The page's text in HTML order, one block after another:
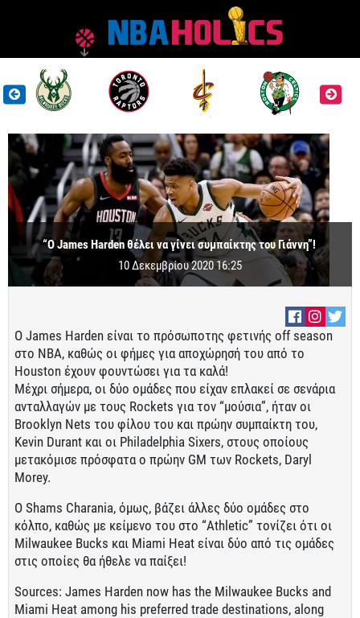
“Ο James Harden θέλει να γίνει συμπαίκτης του Γιάννη”!
10 Δεκεμβρίου 2020 16:25
Ο James Harden είναι το πρόσωποτης φετινής off season
στο ΝΒΑ, καθώς οι φήμες για αποχώρησή του από το
Houston έχουν φουντώσει για τα καλά!
Μέχρι σήμερα, οι δύο ομάδες που είχαν επλακεί σε σενάρια
ανταλλαγών με τους Rockets για τον “μούσια”, ήταν οι
Brooklyn Nets του φίλου του και πρώην συμπαίκτη του,
Kevin Durant και οι Philadelphia Sixers, στους οποίους
μετακόμισε πρόσφατα ο πρώην GM των Rockets, Daryl
Morey.
Ο Shams Charania, όμως, βάζει άλλες δύο ομάδες στο
κόλπο, καθώς με κείμενο του στο “Athletic” τονίζει ότι οι
Milwaukee Bucks και Miami Heat είναι δύο από τις ομάδες
στις οποίες θα ήθελε να παίξει!
Sources: James Harden now has the Milwaukee Bucks and
Miami Heat among his preferred trade destinations, along